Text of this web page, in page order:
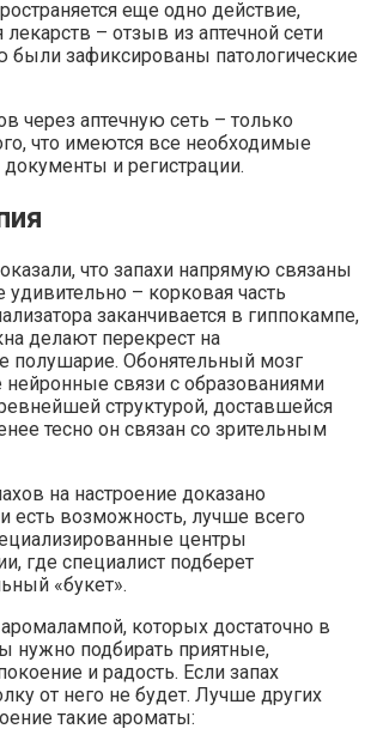
еще одно действие,
лекарств – отзыв из аптечной сети
были зафиксированы патологические
через аптечную сеть – только
что имеются все необходимые
и регистрации.
что запахи напрямую связаны
– корковая часть
заканчивается в гиппокампе,
делают перекрест на
полушарие. Обонятельный мозг
связи с образованиями
структурой, доставшейся
тесно он связан со зрительным
на настроение доказано
есть возможность, лучше всего
центры
где специалист подберет
«букет».
которых достаточно в
нужно подбирать приятные,
и радость. Если запах
от него не будет. Лучше других
такие ароматы: